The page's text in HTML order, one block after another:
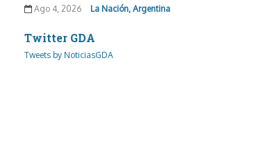
Ago 4, 2026 La Nación, Argentina
Twitter GDA
Tweets by NoticiasGDA